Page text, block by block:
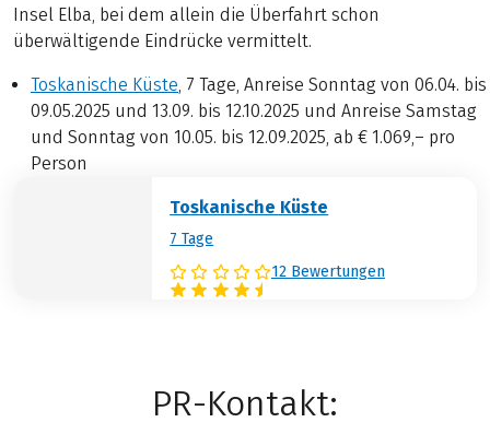
Insel Elba, bei dem allein die Überfahrt schon
überwältigende Eindrücke vermittelt.
Toskanische Küste, 7 Tage, Anreise Sonntag von 06.04. bis
09.05.2025 und 13.09. bis 12.10.2025 und Anreise Samstag
und Sonntag von 10.05. bis 12.09.2025, ab € 1.069,– pro
Person
Toskanische Küste
7 Tage
12 Bewertungen
PR-Kontakt: